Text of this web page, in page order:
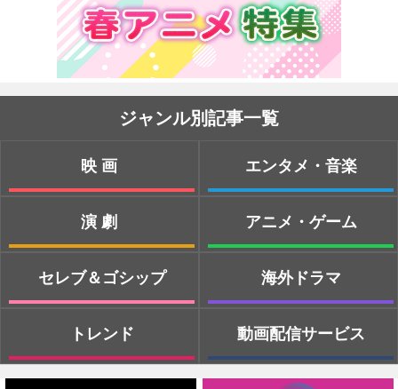
ジャンル別記事一覧
映画
演劇
セレブ＆ゴシップ
トレンド
エンタメ・音楽
アニメ・ゲーム
海外ドラマ
動画配信サービス